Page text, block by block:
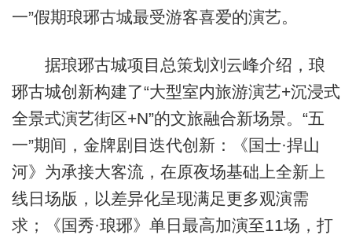
一”假期琅琊古城最受游客喜爱的演艺。
据琅琊古城项目总策划刘云峰介绍，琅
琊古城创新构建了“大型室内旅游演艺+沉浸式
全景式演艺街区+N”的文旅融合新场景。“五
一”期间，金牌剧目迭代创新：《国士·捍山
河》为承接大客流，在原夜场基础上全新上
线日场版，以差异化呈现满足更多观演需
求；《国秀·琅琊》单日最高加演至11场，打